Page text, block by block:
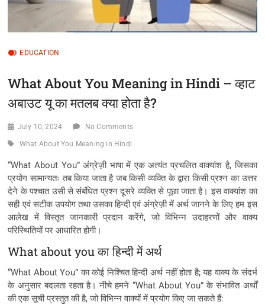
EDUCATION
What About You Meaning in Hindi – व्हाट
अबाउट यू का मतलब क्या होता है?
July 10, 2024 No Comments
What About You Meaning in Hindi
“What About You” अंग्रेज़ी भाषा में एक अत्यंत प्रचलित वाक्यांश है, जिसका
प्रयोग सामान्यतः तब किया जाता है जब किसी व्यक्ति के द्वारा किसी प्रश्न का उत्तर
देने के पश्चात उसी से संबंधित प्रश्न दूसरे व्यक्ति से पूछा जाता है। इस वाक्यांश का
सही एवं सटीक उपयोग तथा उसका हिन्दी एवं अंग्रेज़ी में अर्थ जानने के लिए हम इस
आलेख में विस्तृत जानकारी प्रदान करेंगे, जो विभिन्न उदाहरणों और वाक्य
परिस्थितियों पर आधारित होगी।
What about you का हिन्दी में अर्थ
“What About You” का कोई निश्चित हिन्दी अर्थ नहीं होता है; यह वाक्य के संदर्भ
के अनुसार बदलता रहता है। नीचे हमने “What About You” के संभावित अर्थों
की एक सूची प्रस्तुत की है, जो विभिन्न वाक्यों में प्रयोग किए जा सकते हैं: